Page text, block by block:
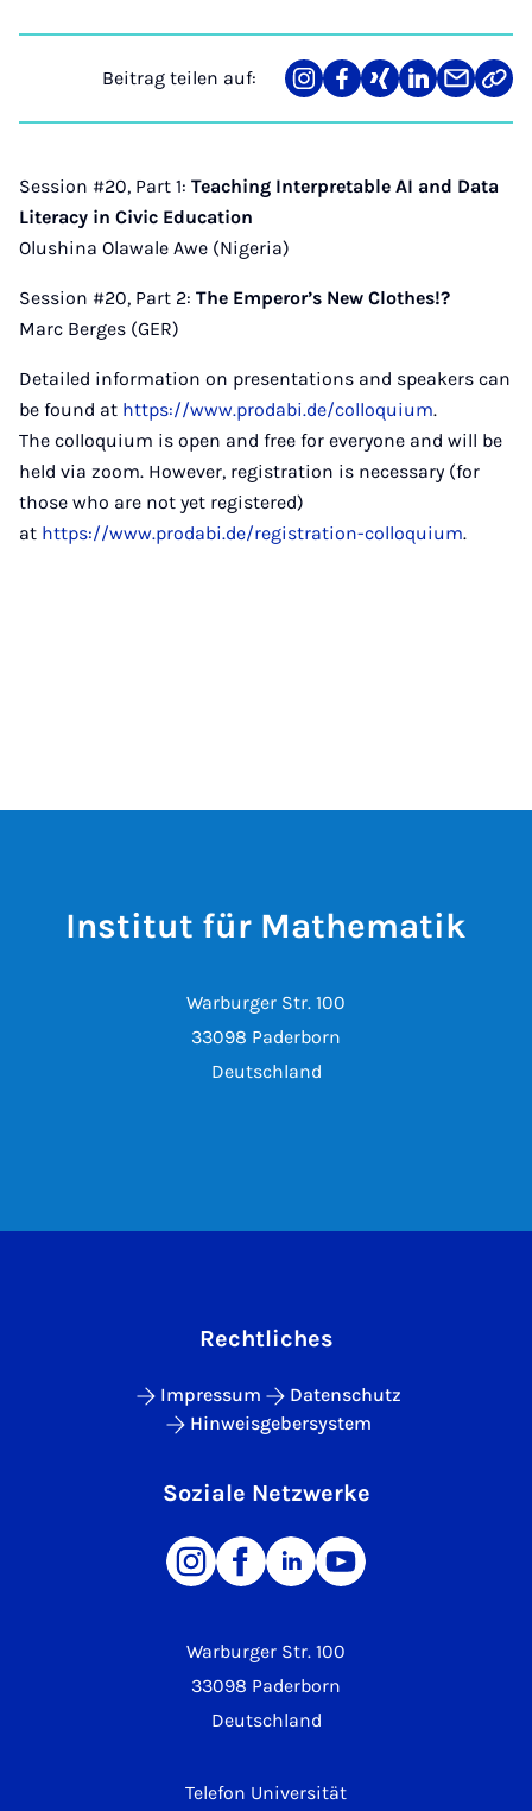
Beitrag teilen auf:
Teilen
auf
Teilen
auf
Teilen
auf
Teilen
auf
Teilen
über
Mail
Link
Session #20, Part 1: Teaching Interpretable AI and Data
Literacy in Civic Education
Olushina Olawale Awe (Nigeria)
Session #20, Part 2: The Emperor’s New Clothes!?
Marc Berges (GER)
Detailed information on presentations and speakers can
be found at https://www.prodabi.de/colloquium.
The colloquium is open and free for everyone and will be
held via zoom. However, registration is necessary (for
those who are not yet registered)
at https://www.prodabi.de/registration-colloquium.
Institut für Mathematik
Warburger Str. 100
33098 Paderborn
Deutschland
Warburger Str. 100
33098 Paderborn
Deutschland
Telefon Universität
Rechtliches
Impressum
Datenschutz
Hinweisgebersystem
Soziale Netzwerke